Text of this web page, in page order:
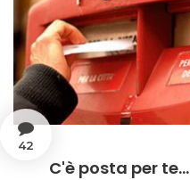
42
C'è posta per te...